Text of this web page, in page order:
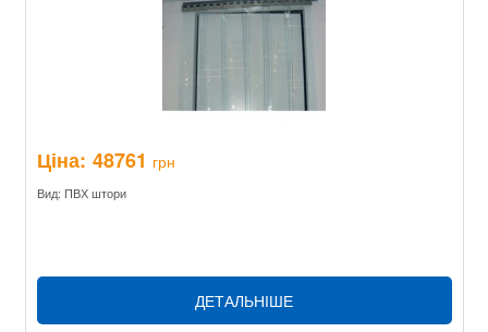
Ціна: 48761 грн
Вид: ПВХ штори
ДЕТАЛЬНІШЕ